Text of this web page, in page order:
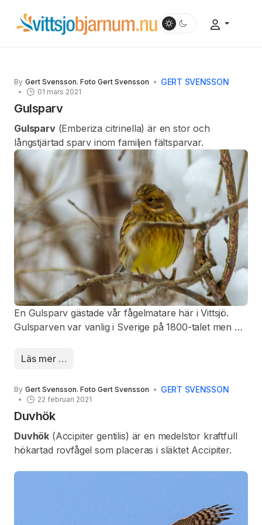
By Gert Svensson. Foto Gert Svensson GERT SVENSSON
01 mars 2021
Gulsparv
Gulsparv(Emberiza citrinella) är en stor och
långstjärtad sparv inom familjen fältsparvar.
En Gulsparv gästade vår fågelmatare här i Vittsjö.
Gulsparven var vanlig i Sverige på 1800-talet men på
mellersta delarna av landet, som en följd av brukat
1966, förbjöds bekämpningsmedlet metylkvicksilver
inom jordbruket, vilket gjorde att fågeln återhämtade
Läs mer …
By Gert Svensson. Foto Gert Svensson GERT SVENSSON
22 februari 2021
Duvhök
Duvhök (Accipiter gentilis) är en medelstor kraftfull
hökartad rovfågel som placeras i släktet Accipiter.